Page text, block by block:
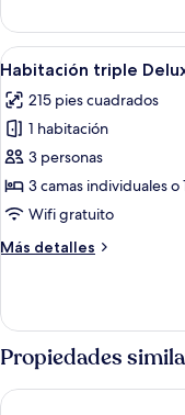
no
fumadores
doble
Deluxe,
1
para
no
fumadores
Abrir
todas
las
fotos
de
Habitación
triple
1
no
fumadores
9
Habitación triple
215 pies cuadrados
1 habitación
3 personas
3 camas individuales o
Wifi gratuito
Más detalles
Más
triple
Deluxe,
1
habitación,
para
Propiedades
Hotel Villa Ordonez